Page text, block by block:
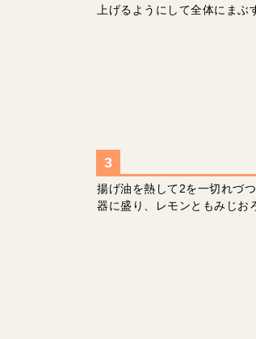
上げるようにして全体にまぶ
揚げ油を熱して2を一切れづ
器に盛り、レモンともみじお